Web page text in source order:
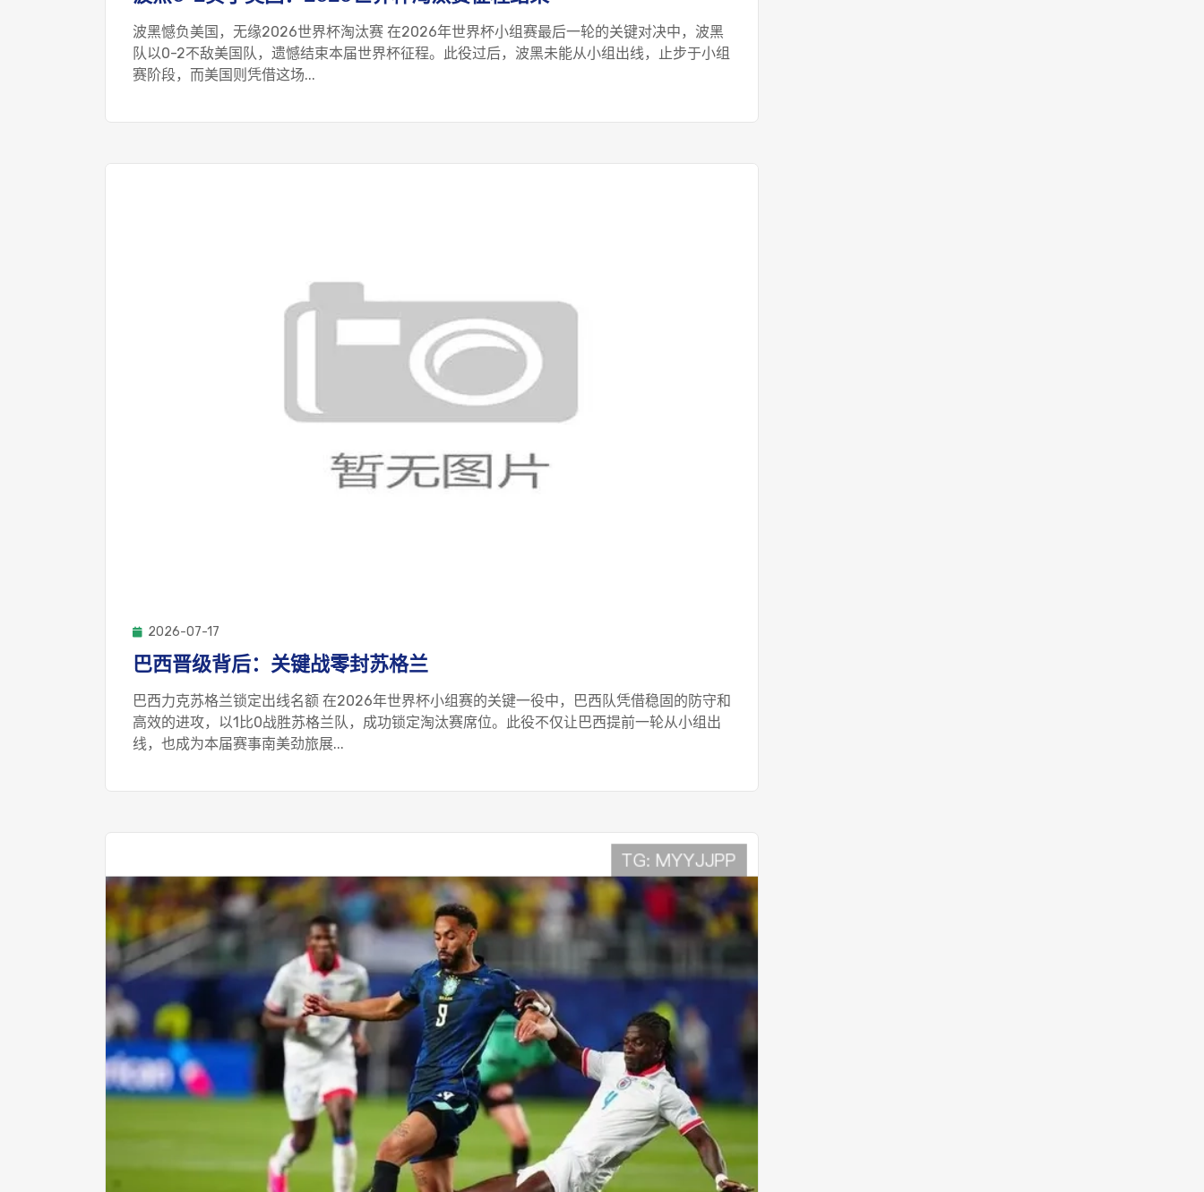
波黑憾负美国，无缘2026世界杯淘汰赛 在2026年世界杯小组赛最后一轮的关键对决中，波黑
队以0-2不敌美国队，遗憾结束本届世界杯征程。此役过后，波黑未能从小组出线，止步于小组
赛阶段，而美国则凭借这场...
2026-07-17
巴西晋级背后：关键战零封苏格兰
巴西力克苏格兰锁定出线名额 在2026年世界杯小组赛的关键一役中，巴西队凭借稳固的防守和
高效的进攻，以1比0战胜苏格兰队，成功锁定淘汰赛席位。此役不仅让巴西提前一轮从小组出
线，也成为本届赛事南美劲旅展...